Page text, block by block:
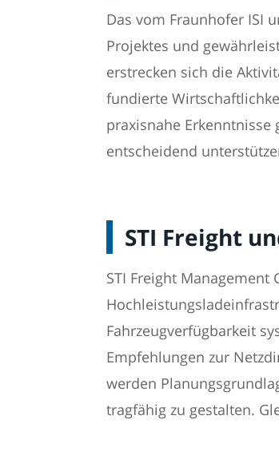
Das vom Fraunhofer ISI
Projektes und
erstrecken sich die
fundierte
praxisnahe
entscheidend
STI Freight
STI Freight
Fahrzeugverfügbarkeit
Empfehlungen zur
werden
tragfähig zu gestalten.